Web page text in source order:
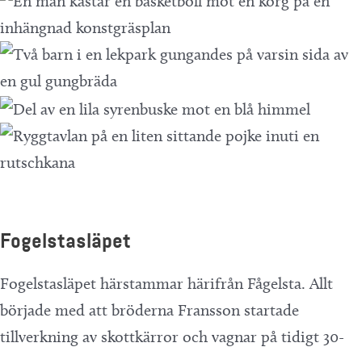
Fogelstasläpet
Fogelstasläpet härstammar härifrån Fågelsta. Allt
började med att bröderna Fransson startade
tillverkning av skottkärror och vagnar på tidigt 30-